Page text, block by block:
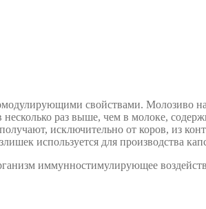
свойствами. Молозиво
раз выше, чем в молоке,
исключительно от коров, из
используется для производства
иммунностимулирующее